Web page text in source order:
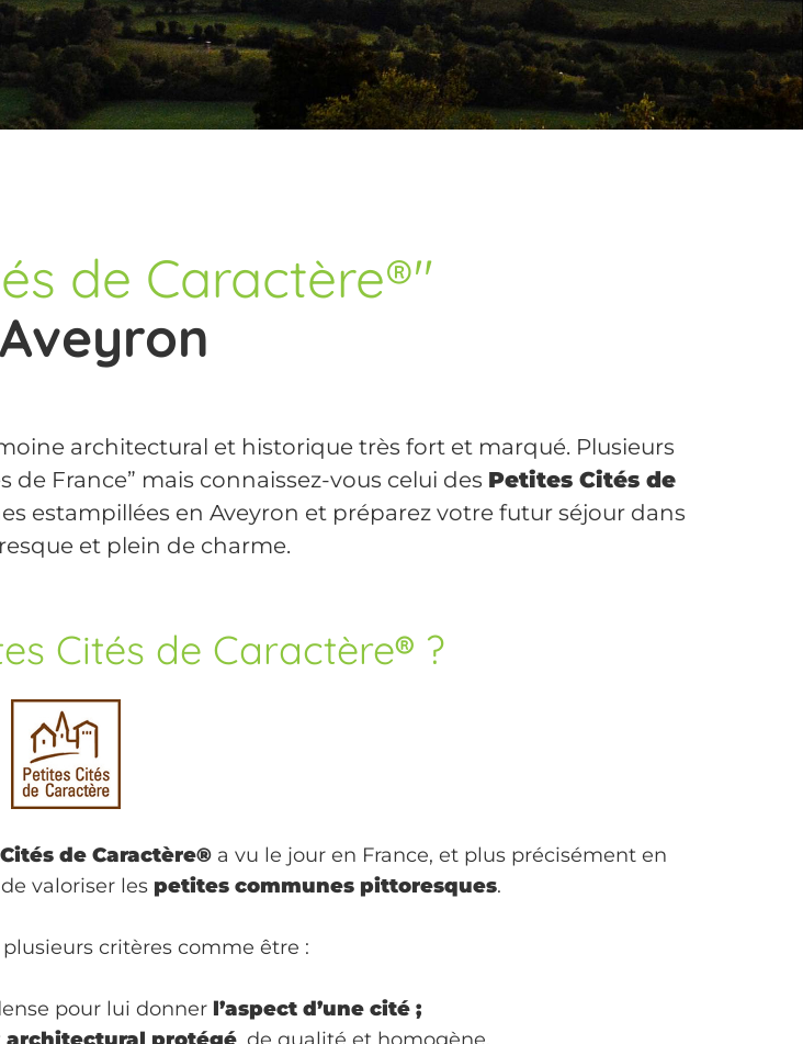
de Caractère®"
architectural et historique très fort et marqué. Plusieurs
de France” mais connaissez-vous celui des Petites Cités de
estampillées en Aveyron et préparez votre futur séjour dans
et plein de charme.
Cités de Caractère® ?
de Caractère® a vu le jour en France, et plus précisément en
valoriser les petites communes pittoresques.
critères comme être :
pour lui donner l’aspect d’une cité ;
architectural protégé, de qualité et homogène.